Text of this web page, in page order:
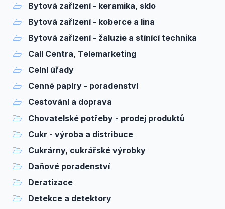
Bytová zařízení - keramika, sklo
Bytová zařízení - koberce a lina
Bytová zařízení - žaluzie a stínící technika
Call Centra, Telemarketing
Celní úřady
Cenné papíry - poradenství
Cestování a doprava
Chovatelské potřeby - prodej produktů
Cukr - výroba a distribuce
Cukrárny, cukrářské výrobky
Daňové poradenství
Deratizace
Detekce a detektory